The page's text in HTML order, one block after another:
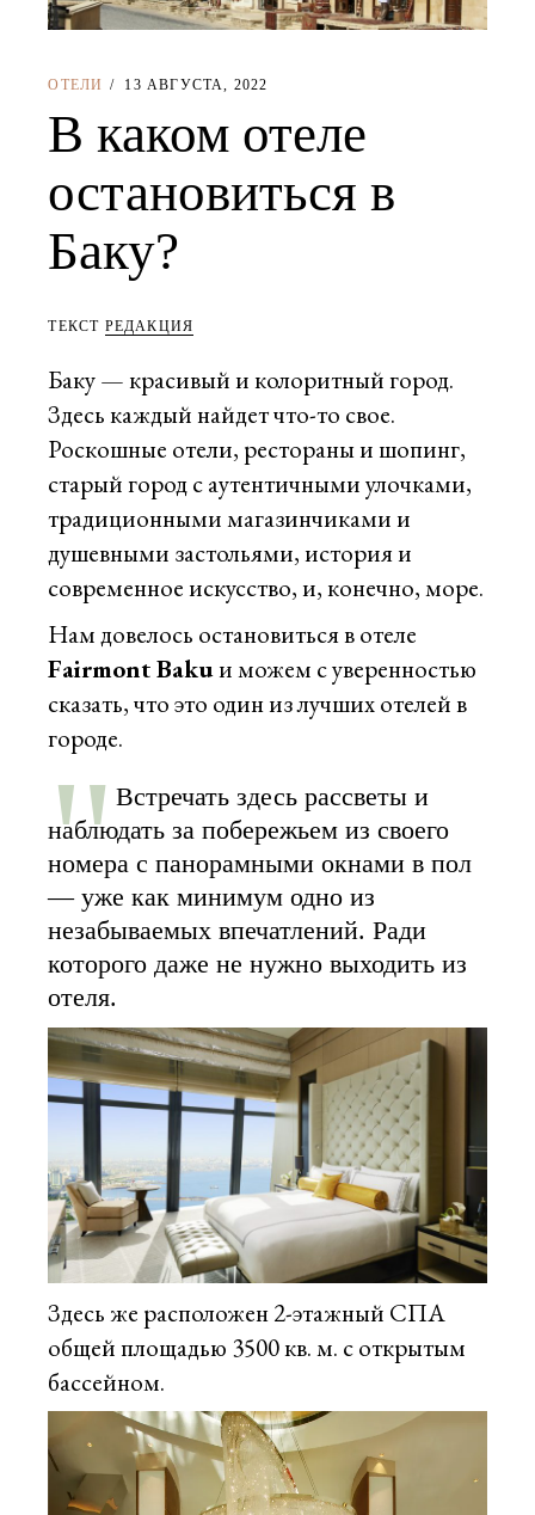
ОТЕЛИ 13 АВГУСТА, 2022
В каком отеле
остановиться в
Баку?
ТЕКСТ РЕДАКЦИЯ
Баку — красивый и колоритный город.
Здесь каждый найдет что-то свое.
Роскошные отели, рестораны и шопинг,
старый город с аутентичными улочками,
традиционными магазинчиками и
душевными застольями, история и
современное искусство, и, конечно, море.
Нам довелось остановиться в отеле
Fairmont Bakuи можем с уверенностью
сказать, что это один из лучших отелей в
городе.
Встречать здесь рассветы и
наблюдать за побережьем из своего
номера с панорамными окнами в пол
— уже как минимум одно из
незабываемых впечатлений. Ради
которого даже не нужно выходить из
отеля.
Здесь же расположен 2-этажный СПА
общей площадью 3500 кв. м. с открытым
бассейном.